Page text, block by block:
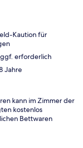
Kaution für
ggf. erforderlich
Jahre
kann im Zimmer der
kostenlos
Bettwaren